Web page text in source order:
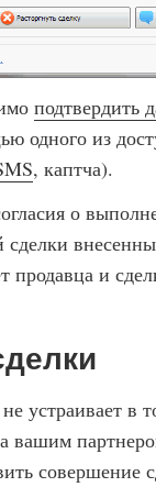
подтвердить
одного из
, каптча).
о
сделки
продавца и
устраивает в
вашим
совершение